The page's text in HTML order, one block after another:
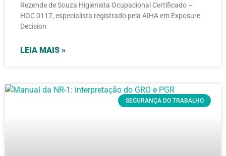
Rezende de Souza Higienista Ocupacional Certificado –
HOC 0117, especialista registrado pela AIHA em Exposure
Decision
LEIA MAIS »
SEGURANÇA DO TRABALHO